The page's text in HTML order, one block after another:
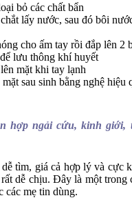
bỏ các chất bẩn
lấy nước, sau đó bôi
cho ấm tay rồi đắp lên 2
lưu thông khí huyết
mặt khi tay lạnh
sau sinh bằng nghệ hiệu
hợp ngải cứu, kinh giới,
tìm, giá cả hợp lý và cực
dễ chịu. Đây là một trong
các mẹ tin dùng.